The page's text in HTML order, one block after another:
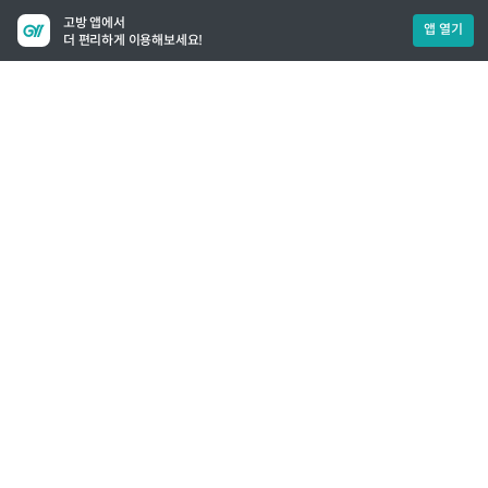
고방 앱에서
더 편리하게 이용해보세요!
앱 열기